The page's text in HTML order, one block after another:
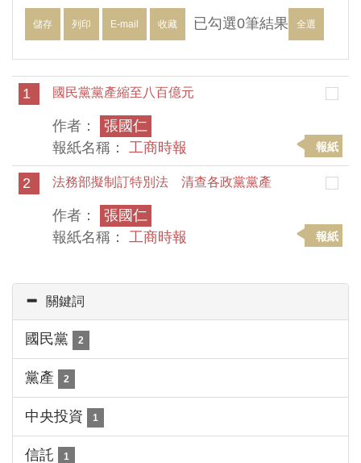
儲存 列印 E-mail 收藏 已勾選0筆結果 全選
1 國民黨黨產縮至八百億元
作者：
張國仁
報紙名稱： 工商時報 報紙
2 法務部擬制訂特別法 清查各政黨黨產
作者：
張國仁
報紙名稱： 工商時報 報紙
關鍵詞
國民黨 2
黨產 2
中央投資 1
信託 1